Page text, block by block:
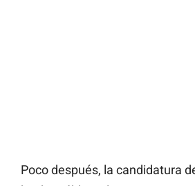
Poco después, la candidatura